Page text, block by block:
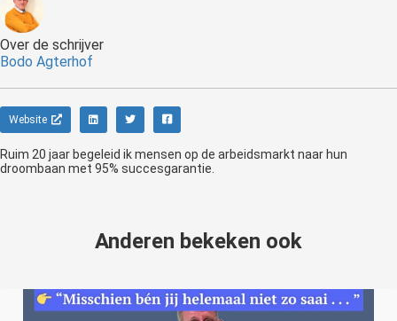
Over de schrijver
Bodo Agterhof
Website
Ruim 20 jaar begeleid ik mensen op de arbeidsmarkt naar hun
droombaan met 95% succesgarantie.
Anderen bekeken ook